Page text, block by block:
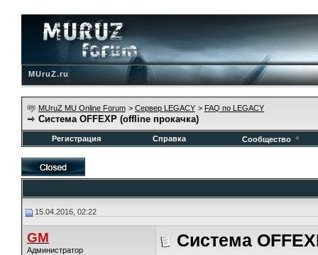
MUruZ.ru
MUruZ MU Online Forum > Сервер LEGACY > FAQ по LEGACY
Система OFFEXP (offline прокачка)
Регистрация Справка Сообщество
15.04.2016, 02:22
GM
Администратор Система